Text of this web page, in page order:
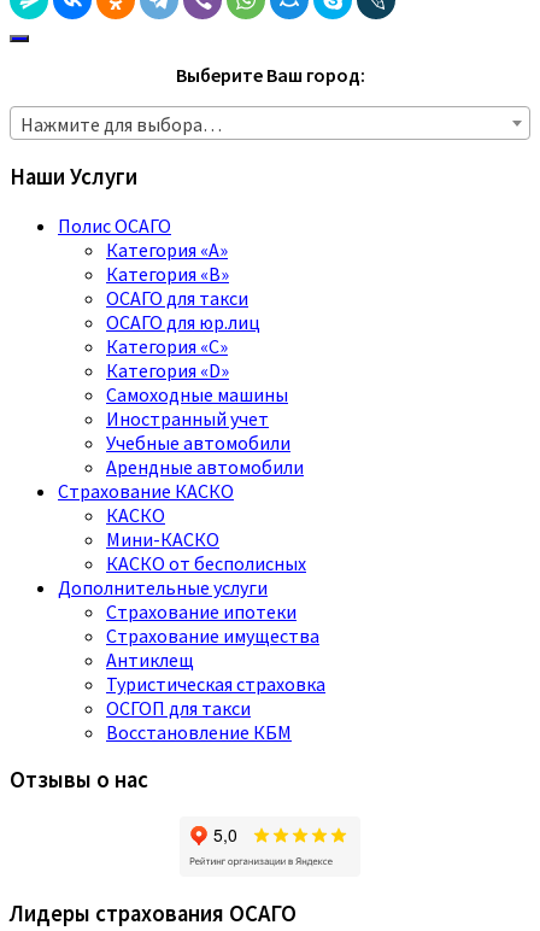
Выберите Ваш город:
Нажмите для выбора…
Наши Услуги
Полис ОСАГО
Категория «A»
Категория «B»
ОСАГО для такси
ОСАГО для юр.лиц
Категория «C»
Категория «D»
Самоходные машины
Иностранный учет
Учебные автомобили
Арендные автомобили
Страхование КАСКО
КАСКО
Мини-КАСКО
КАСКО от бесполисных
Дополнительные услуги
Страхование ипотеки
Страхование имущества
Антиклещ
Туристическая страховка
ОСГОП для такси
Восстановление КБМ
Отзывы о нас
Лидеры страхования ОСАГО